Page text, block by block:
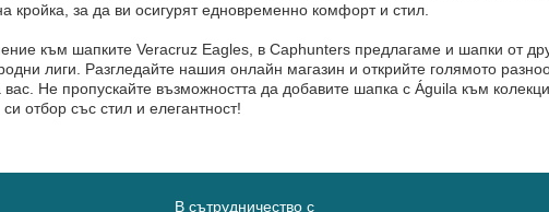
кройка, за да ви осигурят едновременно комфорт и стил.
към шапките Veracruz Eagles, в Caphunters предлагаме и шапки от
лиги. Разгледайте нашия онлайн магазин и открийте голямото
Не пропускайте възможността да добавите шапка с Águila към
отбор със стил и елегантност!
В сътрудничество с